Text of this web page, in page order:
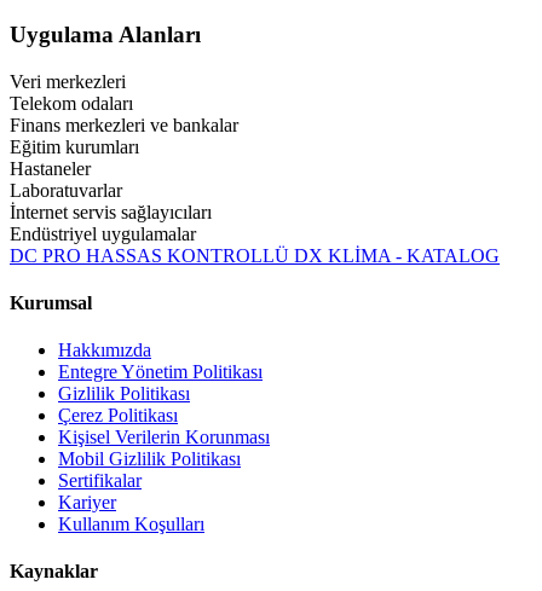
Uygulama Alanları
Veri merkezleri
Telekom odaları
Finans merkezleri ve bankalar
Eğitim kurumları
Hastaneler
Laboratuvarlar
İnternet servis sağlayıcıları
Endüstriyel uygulamalar
DC PRO HASSAS KONTROLLÜ DX KLİMA - KATALOG
Kurumsal
Hakkımızda
Entegre Yönetim Politikası
Gizlilik Politikası
Çerez Politikası
Kişisel Verilerin Korunması
Mobil Gizlilik Politikası
Sertifikalar
Kariyer
Kullanım Koşulları
Kaynaklar